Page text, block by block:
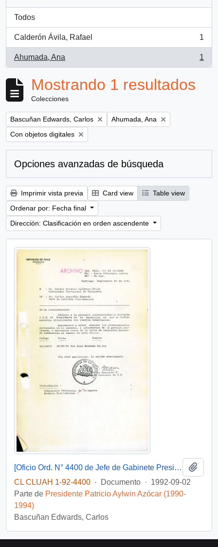
Todos
Calderón Ávila, Rafael
, 1 resultados
1
Ahumada, Ana
, 1 resultados
1
Mostrando 1 resultados
Colecciones
Remove filter:
Bascuñan Edwards, Carlos Remove filter:
Ahumada, Ana
Remove filter:
Con objetos digitales
Opciones avanzadas de búsqueda
Imprimir vista previa Card view
Table view
Ordenar por: Fecha final
Dirección: Clasificación en orden ascendente
[Oficio Ord. N° 4400 de Jefe de Gabinete Presidencial, remite copia de carta]
CL CLUAH 1-92-4400 · Documento · 1992-09-02
Parte de Presidente Patricio Aylwin Azócar (1990-
1994)
Bascuñan Edwards, Carlos